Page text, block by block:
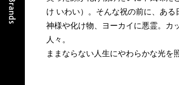
け いわい）。そんな祝の前に、あ
神様や化け物、ヨーカイに悪霊。カ
人々。
ままならない人生にやわらかな光を